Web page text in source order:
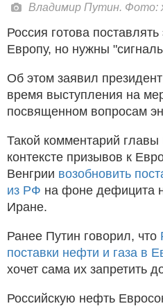
Владимир Путин. Фото:
Россия готова
Европу, но нужны
Об этом заявил
время выступления на
посвященном вопросам
Такой комментарий
контексте призывов к
Венгрии возобновить
из РФ на фоне дефицита
Иране.
Ранее Путин говорил, что
поставки нефти и газа в
хочет сама их запретить
Российскую нефть